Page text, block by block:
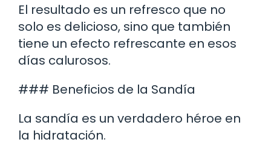
El resultado es un refresco que no
solo es delicioso, sino que también
tiene un efecto refrescante en esos
días calurosos.
### Beneficios de la Sandía
La sandía es un verdadero héroe en
la hidratación.